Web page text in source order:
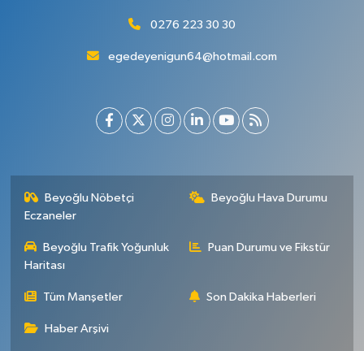
0276 223 30 30
egedeyenigun64@hotmail.com
Beyoğlu Nöbetçi
Eczaneler
Beyoğlu Hava Durumu
Beyoğlu Trafik Yoğunluk
Haritası
Puan Durumu ve Fikstür
Tüm Manşetler Son Dakika Haberleri
Haber Arşivi